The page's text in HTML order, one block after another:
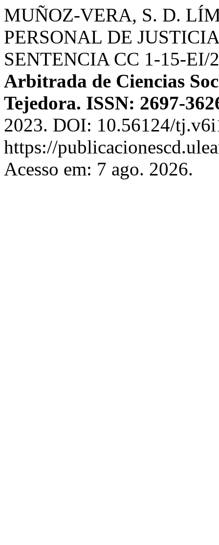
MUÑOZ-VERA, S. D.
PERSONAL DE
SENTENCIA CC 1-15-EI/
Arbitrada de Ciencias
Tejedora. ISSN: 2697-
2023. DOI: 10.56124/
https://
Acesso em: 7 ago. 2026.